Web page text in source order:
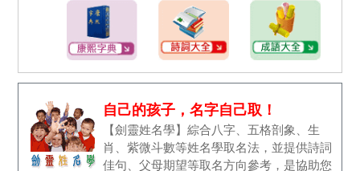
自己的孩子，名字自己取！
【劍靈姓名學】綜合八字、五格剖象、生
肖、紫微斗數等姓名學取名法，並提供詩詞
佳句、父母期望等取名方向參考，是協助您